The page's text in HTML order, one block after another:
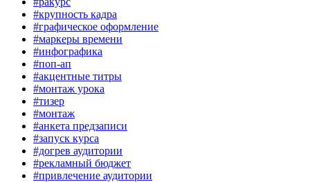
#крупность кадра
#графическое оформление
#маркеры времени
#инфографика
#поп-ап
#акцентные титры
#монтаж урока
#тизер
#монтаж
#анкета предзаписи
#запуск курса
#догрев аудитории
#рекламный бюджет
#привлечение аудитории